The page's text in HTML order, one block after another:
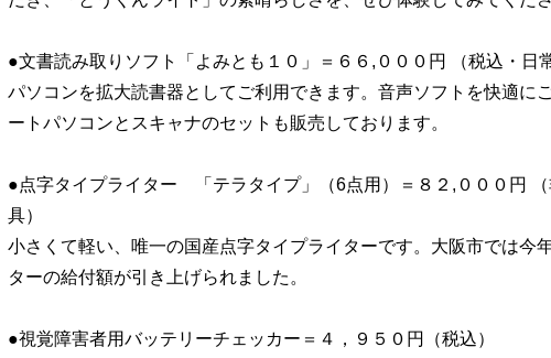
●文書読み取りソフト「よみとも１０」＝６６,０００円 （税込・日
パソコンを拡大読書器としてご利用できます。音声ソフトを快適に
ートパソコンとスキャナのセットも販売しております。
●点字タイプライター 「テラタイプ」（6点用）＝８２,０００円 （
具）
小さくて軽い、唯一の国産点字タイプライターです。大阪市では今
ターの給付額が引き上げられました。
●視覚障害者用バッテリーチェッカー＝４，９５０円（税込）